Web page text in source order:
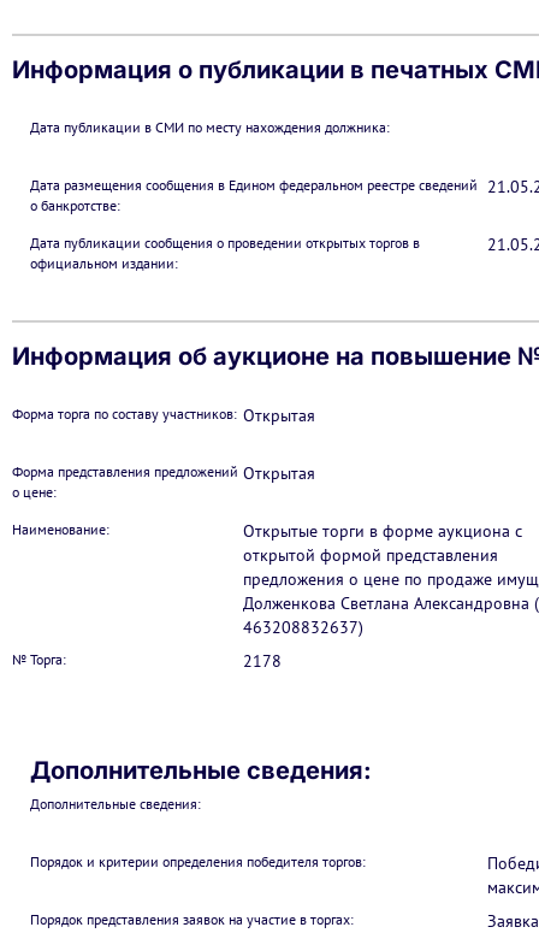
Информация о публикации в печатных
Дата публикации в СМИ по месту нахождения должника:
Дата размещения сообщения в Едином федеральном реестре сведений
о банкротстве:
Дата публикации сообщения о проведении открытых торгов в
официальном издании:
Информация об аукционе на повышение
Форма торга по составу участников: Открытая
Форма представления предложений
о цене:
Открытая
Наименование:
Открытые торги в форме аукциона с
открытой формой представления
предложения о цене по продаже
Долженкова Светлана Александровна
463208832637)
№ Торга: 2178
Дополнительные сведения:
Дополнительные сведения:
Порядок и критерии определения победителя торгов:
Порядок представления заявок на участие в торгах: